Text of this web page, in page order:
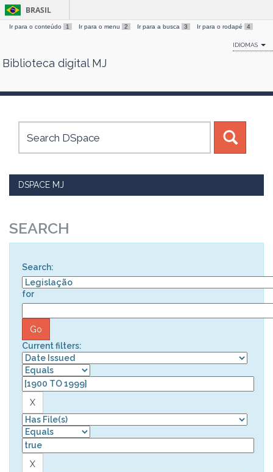
Skip
BRASIL
Ir para o conteúdo 1 Ir para o menu 2 Ir para a busca 3 Ir para o rodapé 4
IDIOMAS
Biblioteca digital MJ
DSPACE MJ
SEARCH
Search:
for
Current filters: